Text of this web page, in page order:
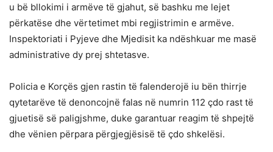
u bë bllokimi i armëve të gjahut, së bashku me lejet
përkatëse dhe vërtetimet mbi regjistrimin e armëve.
Inspektoriati i Pyjeve dhe Mjedisit ka ndëshkuar me masë
administrative dy prej shtetasve.
Policia e Korçës gjen rastin të falenderojë iu bën thirrje
qytetarëve të denoncojnë falas në numrin 112 çdo rast të
gjuetisë së paligjshme, duke garantuar reagim të shpejtë
dhe vënien përpara përgjegjësisë të çdo shkelësi.